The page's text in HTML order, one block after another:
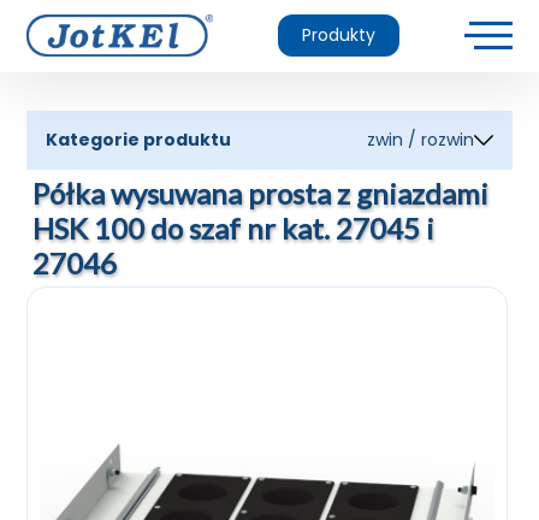
Produkty
Kategorie produktu zwin / rozwin
Półka wysuwana prosta z gniazdami
HSK 100 do szaf nr kat. 27045 i
27046